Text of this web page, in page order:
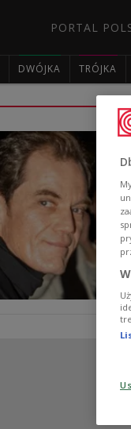
PORTAL
DWÓJKA TRÓJKA